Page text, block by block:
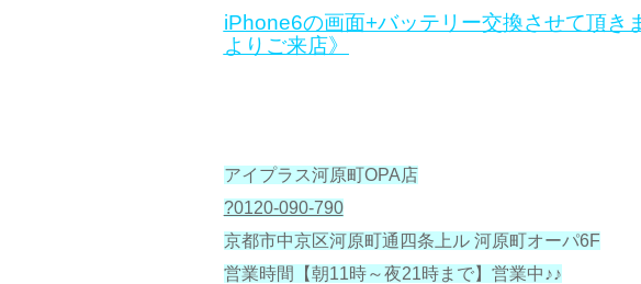
iPhone6の画面+バッテリー交換させて頂き
よりご来店》
アイプラス河原町OPA店
?0120-090-790
京都市中京区河原町通四条上ル 河原町オーパ6F
営業時間【朝11時～夜21時まで】営業中♪♪